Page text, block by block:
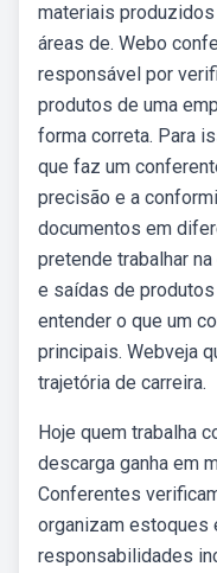
materiais
áreas de. Webo
responsável por
produtos de uma
forma correta. Para
que faz um
precisão e a
documentos em
pretende trabalhar
e saídas de
entender o que um
principais. Webveja
trajetória de carreira.
Hoje quem trabalha
descarga ganha em
Conferentes
organizam estoques
responsabilidades